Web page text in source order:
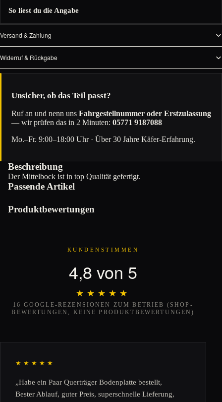
So liest du die Angabe
Versand & Zahlung
Widerruf & Rückgabe
Unsicher, ob das Teil passt?
Ruf an und nenn uns Fahrgestellnummer oder Erstzulassung
— wir prüfen das in 2 Minuten: 05771 9187088
Mo.–Fr. 9:00–18:00 Uhr · Über 30 Jahre Käfer-Erfahrung.
Beschreibung
Der Mittelbock ist in top Qualität gefertigt.
Passende Artikel
Produktbewertungen
KUNDENSTIMMEN
4,8 von 5
★★★★★
★★★★★
16 GOOGLE-REZENSIONEN ZUM BETRIEB (SHOP-
BEWERTUNGEN, KEINE PRODUKTBEWERTUNGEN)
★★★★★
„Habe ein Paar Querträger Bodenplatte bestellt,
Bester Ablauf, guter Preis, superschnelle Lieferung,